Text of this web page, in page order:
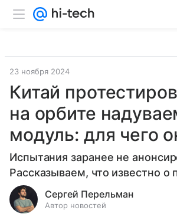
23 ноября 2024
Китай
на орбите
модуль: для чего
Испытания заранее не
Рассказываем, что известно о
Сергей Перельман
Автор новостей